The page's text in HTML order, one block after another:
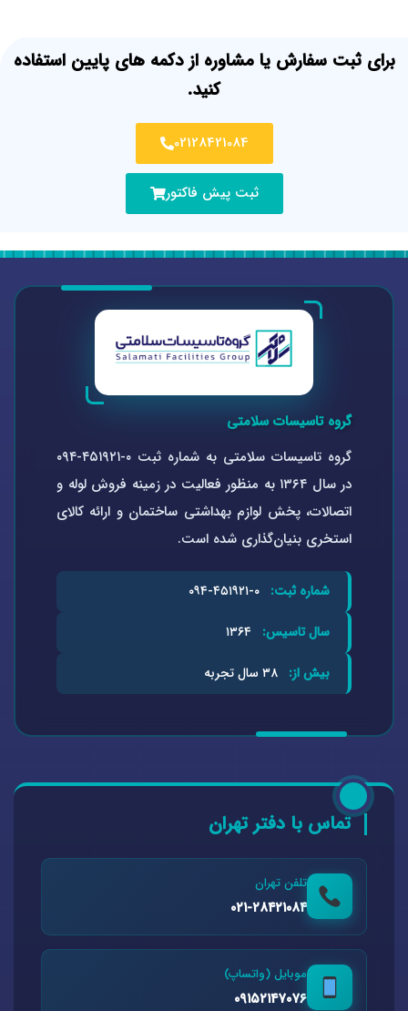
برای ثبت سفارش یا مشاوره از دکمه های پایین استفاده
کنید.
02128421084
ثبت پیش فاکتور
گروه تاسیسات سلامتی
گروه تاسیسات سلامتی به شماره ثبت ۰-۴۵۱۹۲۱-۰۹۴
در سال ۱۳۶۴ به منظور فعالیت در زمینه فروش لوله و
اتصالات، پخش لوازم بهداشتی ساختمان و ارائه کالای
استخری بنیان‌گذاری شده است.
شماره ثبت:
سال تاسیس:
بیش از:
تماس با دفتر تهران
تلفن تهران
۰۲۱-۲۸۴۲۱۰۸۴
موبایل (واتساپ)
۰۹۱۵۲۱۴۷۰۷۶